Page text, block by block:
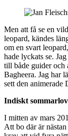
Men att få se en
leopard, kändes
om en svart
hade lyckats se.
till både guider och
Bagheera. Jag har
sett den animerade
Indiskt sommarlov
I mitten av mars
Att bo där är